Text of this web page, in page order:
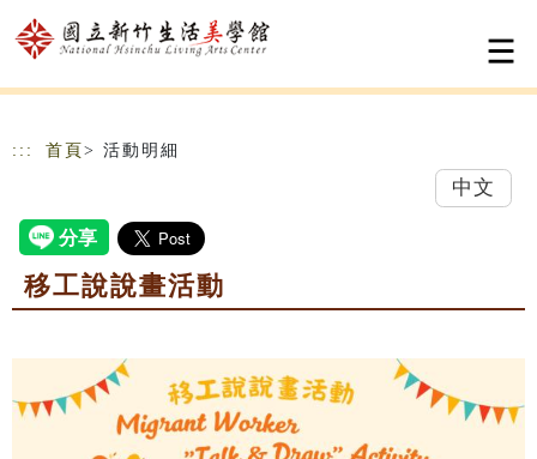
跳到主要內容
網站導覽
::: 首頁 > 活動明細
中文
移工說說畫活動